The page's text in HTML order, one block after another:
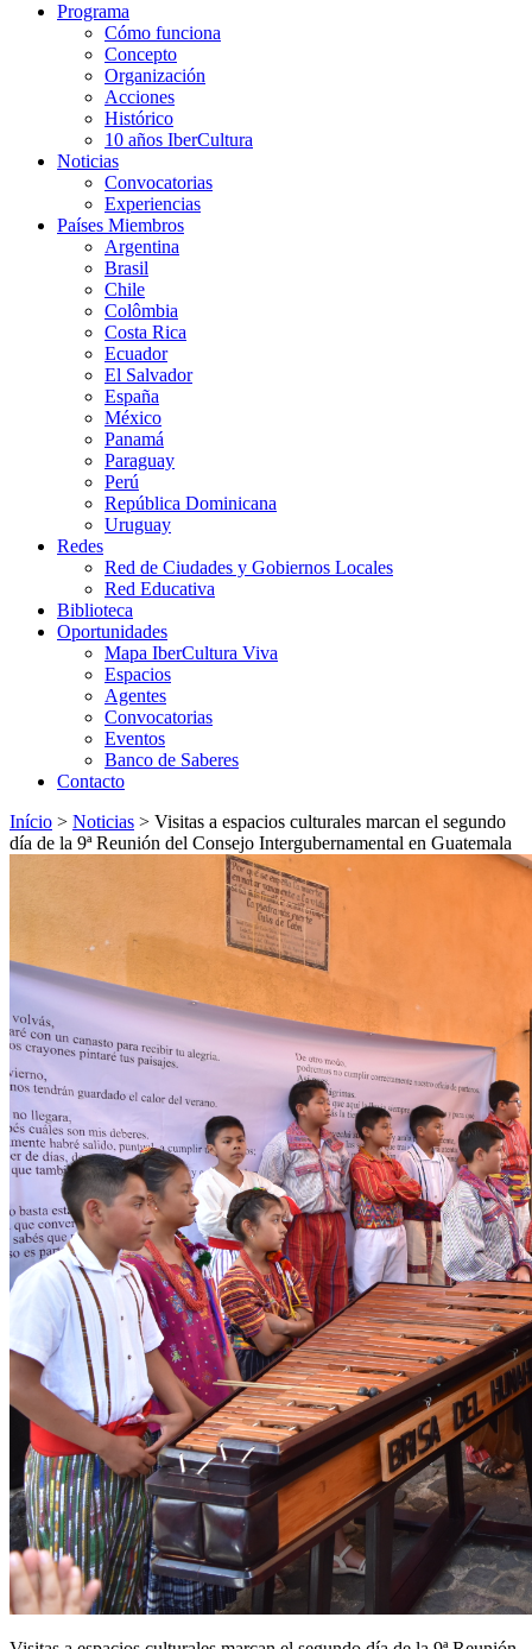
Programa
Cómo funciona
Concepto
Organización
Acciones
Histórico
10 años IberCultura
Noticias
Convocatorias
Experiencias
Países Miembros
Argentina
Brasil
Chile
Colômbia
Costa Rica
Ecuador
El Salvador
España
México
Panamá
Paraguay
Perú
República Dominicana
Uruguay
Redes
Red de Ciudades y Gobiernos Locales
Red Educativa
Biblioteca
Oportunidades
Mapa IberCultura Viva
Espacios
Agentes
Convocatorias
Eventos
Banco de Saberes
Contacto
Início > Noticias > Visitas a espacios culturales marcan el segundo
día de la 9ª Reunión del Consejo Intergubernamental en Guatemala